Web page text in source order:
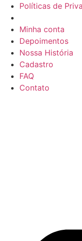
Políticas de
para
conteúdo
Minha conta
Depoimentos
Nossa História
Cadastro
FAQ
Contato